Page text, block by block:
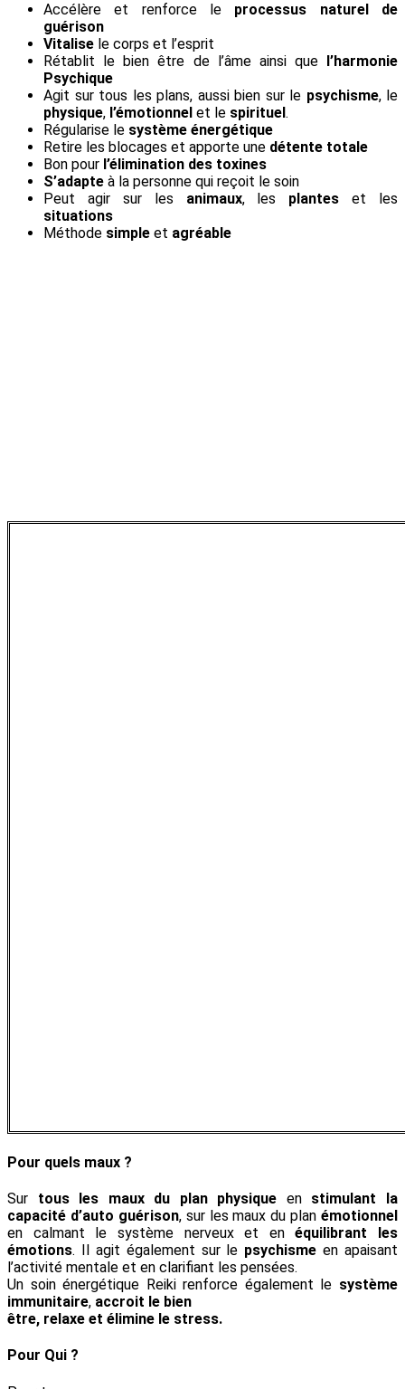
Accélère et renforce le processus naturel de
guérison
Vitalise le corps et l’esprit
Rétablit le bien être de l’âme ainsi que
l’harmonie
Psychique
Agit sur tous les plans, aussi bien sur le psychisme, le
physique, l’émotionnel et le spirituel .
Régularise le système énergétique
Retire les blocages et apporte une détente totale
Bon pour l’élimination des toxines
S’adapte à la personne qui reçoit le soin
Peut agir sur les animaux, les plantes et les
situations
Méthode simple et agréable
Pour quels maux ?
Sur tous les maux du plan physique en stimulant la
capacité d’auto guérison, sur les maux du plan émotionnel
en calmant le système nerveux et enéquilibrant les
émotions. Il agit également sur le psychisme en apaisant
l’activité mentale et en clarifiant les pensées.
Un soin énergétique Reiki renforce également le système
immunitaire, accroit le bien
être, relaxe et élimine le stress.
Pour Qui ?